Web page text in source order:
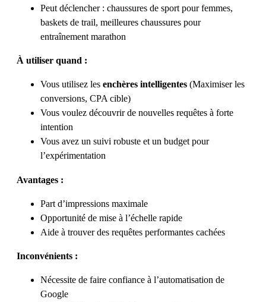
Peut déclencher : chaussures de sport pour femmes,
baskets de trail, meilleures chaussures pour
entraînement marathon
À utiliser quand :
Vous utilisez les enchères intelligentes (Maximiser les
conversions, CPA cible)
Vous voulez découvrir de nouvelles requêtes à forte
intention
Vous avez un suivi robuste et un budget pour
l’expérimentation
Avantages :
Part d’impressions maximale
Opportunité de mise à l’échelle rapide
Aide à trouver des requêtes performantes cachées
Inconvénients :
Nécessite de faire confiance à l’automatisation de
Google